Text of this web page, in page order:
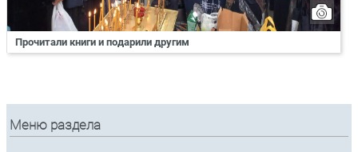
Прочитали книги и подарили другим
Меню раздела